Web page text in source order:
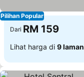
Pilihan Popular
Dari RM 159
Lihat harga di 9 laman